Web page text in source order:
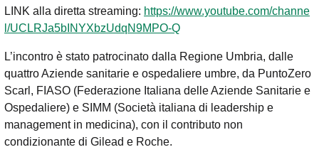
LINK alla diretta streaming: https://www.youtube.com/channe
l/UCLRJa5bINYXbzUdqN9MPO-Q
L’incontro è stato patrocinato dalla Regione Umbria, dalle
quattro Aziende sanitarie e ospedaliere umbre, da PuntoZero
Scarl, FIASO (Federazione Italiana delle Aziende Sanitarie e
Ospedaliere) e SIMM (Società italiana di leadership e
management in medicina), con il contributo non
condizionante di Gilead e Roche.